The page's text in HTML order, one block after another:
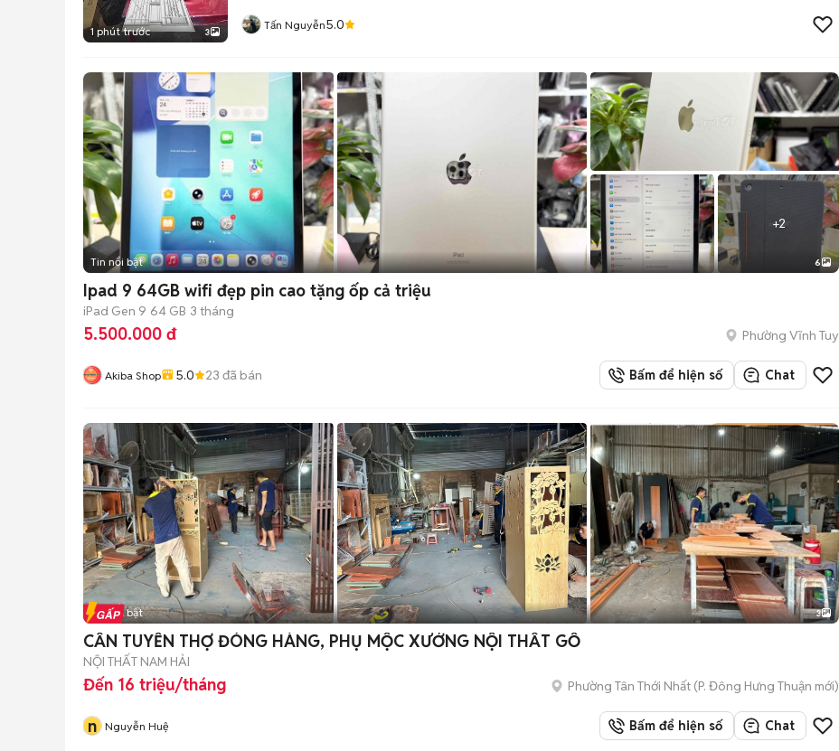
1 phút trước 3 Tấn Nguyễn5.0
+2
Tin nổi bật 6
Ipad 9 64GB wifi đẹp pin cao tặng ốp cả triệu
iPad Gen 9 64 GB 3 tháng
5.500.000 đ Phường Vĩnh Tuy
Akiba Shop 5.0 23 đã bán Bấm để hiện số Chat
Tin nổi bật 3
CẦN TUYỂN THỢ ĐÓNG HÀNG, PHỤ MỘC XƯỞNG NỘI THẤT GỖ
NỘI THẤT NAM HẢI
Đến 16 triệu/tháng Phường Tân Thới Nhất (P. Đông Hưng Thuận mới)
n Nguyễn Huệ Bấm để hiện số Chat